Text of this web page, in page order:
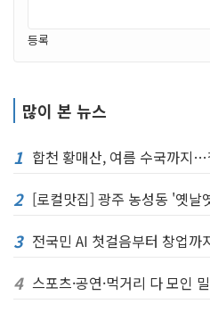
등록
많이 본 뉴스
1
2
3 전국민 AI 첫걸음부터 창업
4 스포츠·공연·먹거리 다 모인